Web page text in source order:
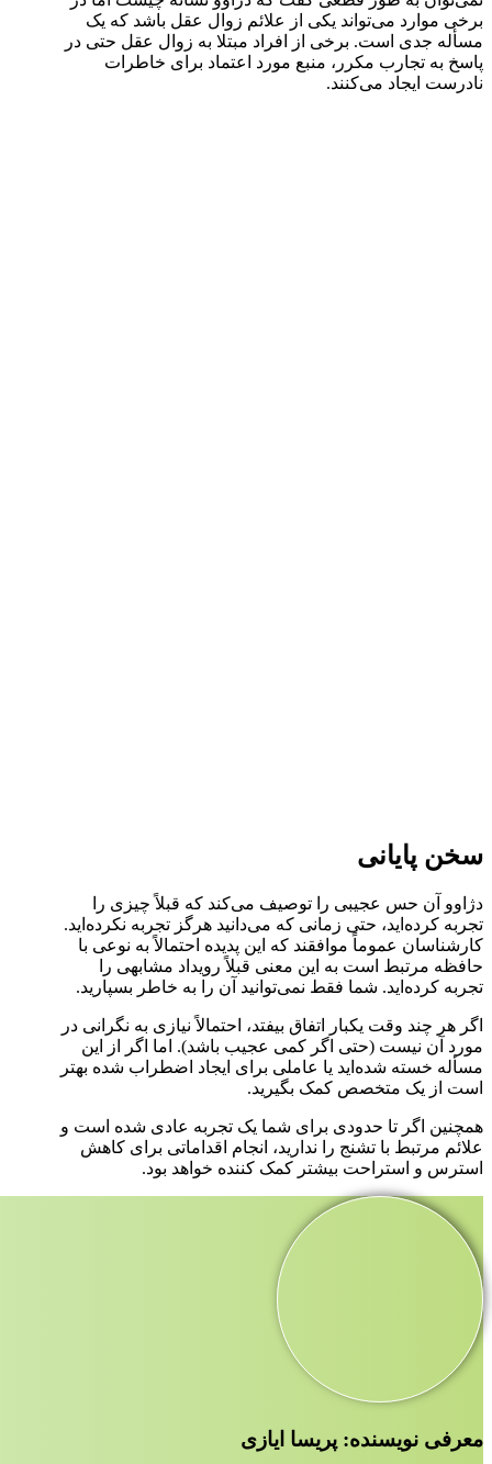
برخی موارد می‌تواند یکی از علائم زوال عقل باشد که یک
مسأله جدی است. برخی از افراد مبتلا به زوال عقل حتی در
پاسخ به تجارب مکرر، منبع مورد اعتماد برای خاطرات
نادرست ایجاد می‌کنند.
سخن پایانی
دژاوو آن حس عجیبی را توصیف می‌کند که قبلاً چیزی را
تجربه کرده‌اید، حتی زمانی که می‌دانید هرگز تجربه نکرده‌اید.
کارشناسان عموماً موافقند که این پدیده احتمالاً به نوعی با
حافظه مرتبط است به این معنی قبلاً رویداد مشابهی را
تجربه کرده‌اید. شما فقط نمی‌توانید آن را به خاطر بسپارید.
اگر هر چند وقت یکبار اتفاق بیفتد، احتمالاً نیازی به نگرانی در
مورد آن نیست (حتی اگر کمی عجیب باشد). اما اگر از این
مسأله خسته شده‌اید یا عاملی برای ایجاد اضطراب شده بهتر
است از یک متخصص کمک بگیرید.
همچنین اگر تا حدودی برای شما یک تجربه عادی شده است و
علائم مرتبط با تشنج را ندارید، انجام اقداماتی برای کاهش
استرس و استراحت بیشتر کمک کننده خواهد بود.
معرفی نویسنده: پریسا ایازی